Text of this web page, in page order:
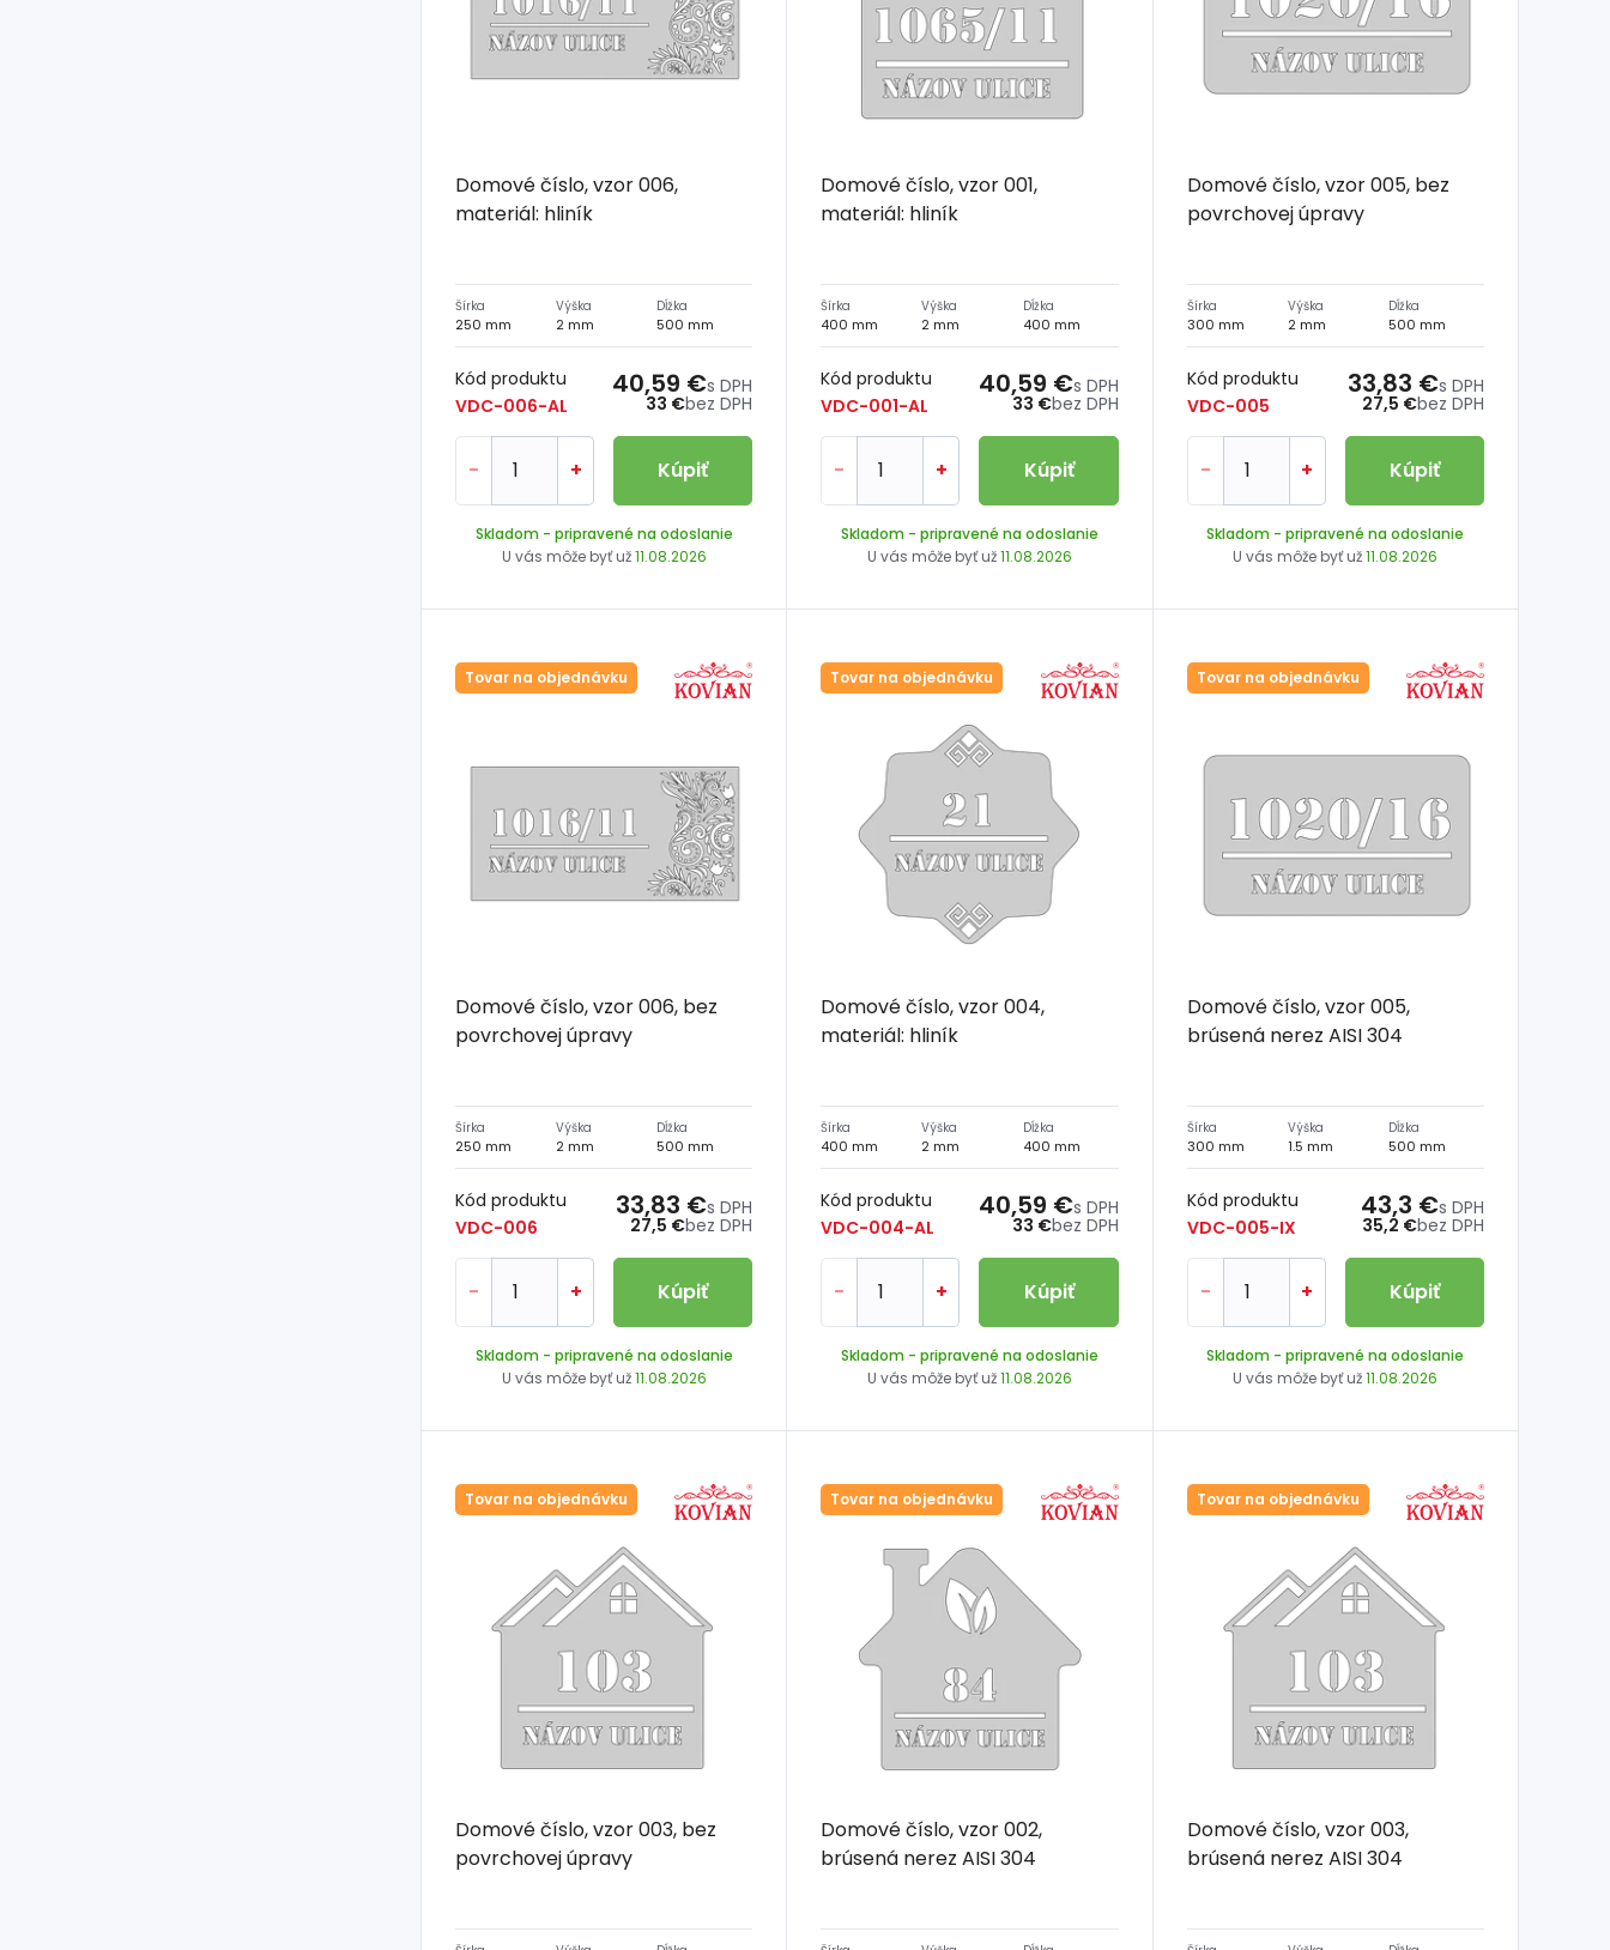
Domové číslo, vzor 006,
materiál: hliník
Šírka
250 mm
Výška
2 mm
Dĺžka
500 mm
Kód produktu
VDC-006-AL
33 €bez DPH
40,59 €s DPH
- + Kúpiť
Skladom - pripravené na odoslanie
U vás môže byť už11.08.2026
Domové číslo, vzor 001,
materiál: hliník
Šírka
400 mm
Výška
2 mm
Dĺžka
400 mm
Kód produktu
VDC-001-AL
33 €bez DPH
40,59 €s DPH
- + Kúpiť
Skladom - pripravené na odoslanie
U vás môže byť už11.08.2026
Domové číslo, vzor 005, bez
povrchovej úpravy
Šírka
300 mm
Výška
2 mm
Dĺžka
500 mm
Kód produktu
VDC-005
27,5 €bez DPH
33,83 €s DPH
- + Kúpiť
Skladom - pripravené na odoslanie
U vás môže byť už11.08.2026
Tovar na objednávku
Domové číslo, vzor 006, bez
povrchovej úpravy
Šírka
250 mm
Výška
2 mm
Dĺžka
500 mm
Kód produktu
VDC-006
27,5 €bez DPH
33,83 €s DPH
- + Kúpiť
Skladom - pripravené na odoslanie
U vás môže byť už11.08.2026
Tovar na objednávku
Domové číslo, vzor 004,
materiál: hliník
Šírka
400 mm
Výška
2 mm
Dĺžka
400 mm
Kód produktu
VDC-004-AL
33 €bez DPH
40,59 €s DPH
- + Kúpiť
Skladom - pripravené na odoslanie
U vás môže byť už11.08.2026
Tovar na objednávku
Domové číslo, vzor 005,
brúsená nerez AISI 304
Šírka
300 mm
Výška
1.5 mm
Dĺžka
500 mm
Kód produktu
VDC-005-IX
35,2 €bez DPH
43,3 €s DPH
- + Kúpiť
Skladom - pripravené na odoslanie
U vás môže byť už11.08.2026
Tovar na objednávku
Domové číslo, vzor 003, bez
povrchovej úpravy
Tovar na objednávku
Domové číslo, vzor 002,
brúsená nerez AISI 304
Tovar na objednávku
Domové číslo, vzor 003,
brúsená nerez AISI 304